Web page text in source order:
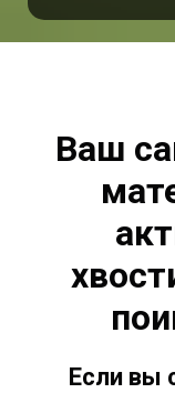
Ваш
Если вы